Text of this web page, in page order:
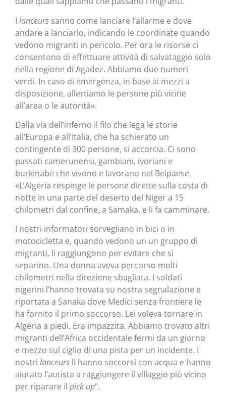
I lanceurs sanno come lanciare l’allarme e dove
andare a lanciarlo, indicando le coordinate quando
vedono migranti in pericolo. Per ora le risorse ci
consentono di effettuare attività di salvataggio solo
nella regione di Agadez. Abbiamo due numeri
verdi. In caso di emergenza, in base ai mezzi a
disposizione, allertiamo le persone più vicine
all’area o le autorità».
Dalla via dell’inferno il filo che lega le storie
all’Europa e all’Italia, che ha schierato un
contingente di 300 persone, si accorcia. Ci sono
passati camerunensi, gambiani, ivoriani e
burkinabè che vivono e lavorano nel Belpaese.
«L’Algeria respinge le persone dirette sulla costa di
notte in una parte del deserto del Niger a 15
chilometri dal confine, a Samaka, e li fa camminare.
I nostri informatori sorvegliano in bici o in
motocicletta e, quando vedono un un gruppo di
migranti, li raggiungono per evitare che si
separino. Una donna aveva percorso molti
chilometri nella direzione sbagliata. I soldati
nigerini l’hanno trovata su nostra segnalazione e
riportata a Sanaka dove Medici senza frontiere le
ha fornito il primo soccorso. Lei voleva tornare in
Algeria a piedi. Era impazzita. Abbiamo trovato altri
migranti dell’Africa occidentale fermi da un giorno
e mezzo sul ciglio di una pista per un incidente. I
nostri lanceurs li hanno soccorsi con acqua e hanno
aiutato l’autista a raggiungere il villaggio più vicino
per riparare il pick up".